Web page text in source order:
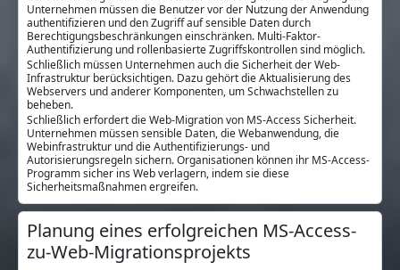
Unternehmen müssen die Benutzer vor der Nutzung der Anwendung
authentifizieren und den Zugriff auf sensible Daten durch
Berechtigungsbeschränkungen einschränken. Multi-Faktor-
Authentifizierung und rollenbasierte Zugriffskontrollen sind möglich.
Schließlich müssen Unternehmen auch die Sicherheit der Web-
Infrastruktur berücksichtigen. Dazu gehört die Aktualisierung des
Webservers und anderer Komponenten, um Schwachstellen zu
beheben.
Schließlich erfordert die Web-Migration von MS-Access Sicherheit.
Unternehmen müssen sensible Daten, die Webanwendung, die
Webinfrastruktur und die Authentifizierungs- und
Autorisierungsregeln sichern. Organisationen können ihr MS-Access-
Programm sicher ins Web verlagern, indem sie diese
Sicherheitsmaßnahmen ergreifen.
Planung eines erfolgreichen MS-Access-
zu-Web-Migrationsprojekts